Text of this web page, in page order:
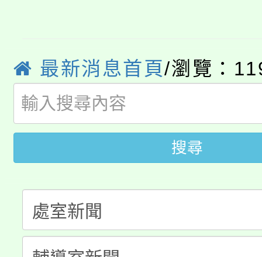
系所師生報名參加。
學籍身 分審查程序及
版
淨零綠領人才培育課程
公告本校115學年度第
代理(課)教師甄選結果(
「2026金融保險知識
車」活動
桃園市115學年度學生
生本土語及新住民語歌
代理(課)教師甄選結果(
公告本校115學年度第
代理(課)教師甄選結果(
轉知中國文化大學推廣
最新消息首頁/瀏覽：
搜尋